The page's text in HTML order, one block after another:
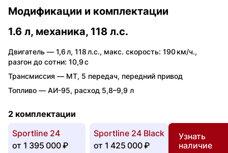
Модификации и комплектации
1.6 л, механика, 118 л.с.
Двигатель — 1,6 л, 118 л.с., макс. скорость: 190 км/ч.,
разгон до сотни: 10,9 с
Трансмиссия — MT, 5 передач, передний привод
Топливо — АИ-95, расход 5,8–9,9 л
2 комплектации
Sportline 24
от 1 395 000 ₽
Sportline 24 Black
от 1 425 000 ₽
Узнать
наличие